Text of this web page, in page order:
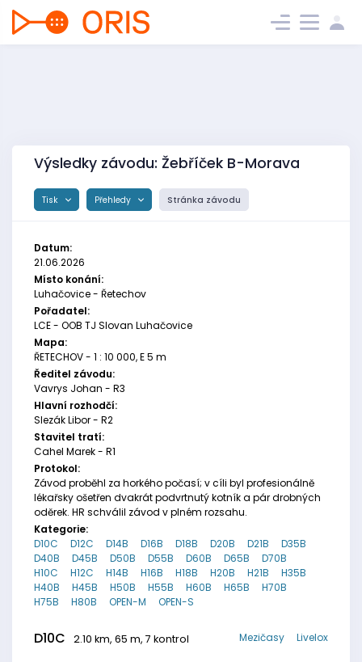
Výsledky závodu: Žebříček B-Morava
Tisk Přehledy Stránka závodu
Datum:
21.06.2026
Místo konání:
Luhačovice - Řetechov
Pořadatel:
LCE - OOB TJ Slovan Luhačovice
Mapa:
ŘETECHOV - 1 : 10 000, E 5 m
Ředitel závodu:
Vavrys Johan - R3
Hlavní rozhodčí:
Slezák Libor - R2
Stavitel tratí:
Cahel Marek - R1
Protokol:
Závod proběhl za horkého počasí; v cíli byl profesionálně
lékařsky ošetřen dvakrát podvrtnutý kotník a pár drobných
oděrek. HR schválil závod v plném rozsahu.
Kategorie:
D10C
D12C D14B D16B D18B D20B D21B
D35B
D40B
D45B D50B D55B D60B D65B
D70B
H10C
H12C H14B H16B H18B H20B H21B
H35B
H40B
H45B H50B H55B H60B H65B
H70B
H75B
H80B OPEN-M OPEN-S
D10C 2.10 km, 65 m, 7 kontrol Livelox
Mezičasy